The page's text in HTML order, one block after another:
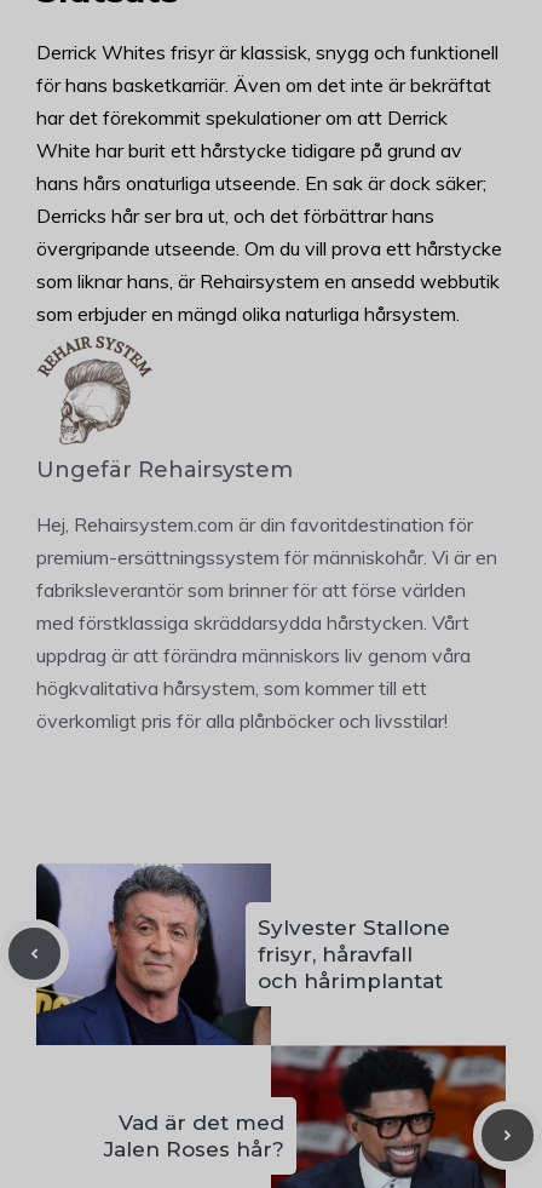
Derrick Whites frisyr är klassisk, snygg och funktionell
för hans basketkarriär. Även om det inte är bekräftat
har det förekommit spekulationer om att Derrick
White har burit ett hårstycke tidigare på grund av
hans hårs onaturliga utseende. En sak är dock säker;
Derricks hår ser bra ut, och det förbättrar hans
övergripande utseende. Om du vill prova ett hårstycke
som liknar hans, är Rehairsystem en ansedd webbutik
som erbjuder en mängd olika naturliga hårsystem.
Ungefär Rehairsystem
Hej, Rehairsystem.com är din favoritdestination för
premium-ersättningssystem för människohår. Vi är en
fabriksleverantör som brinner för att förse världen
med förstklassiga skräddarsydda hårstycken. Vårt
uppdrag är att förändra människors liv genom våra
högkvalitativa hårsystem, som kommer till ett
överkomligt pris för alla plånböcker och livsstilar!
Sylvester Stallone
frisyr, håravfall
och hårimplantat
Vad är det med
Jalen Roses hår?